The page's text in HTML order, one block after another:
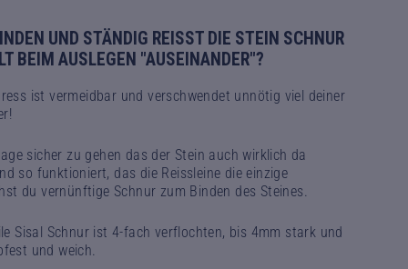
UND STÄNDIG REISST DIE STEIN SCHNUR
BEIM AUSLEGEN "AUSEINANDER"?
ist vermeidbar und verschwendet unnötig viel deiner
sicher zu gehen das der Stein auch wirklich da
so funktioniert, das die Reissleine die einzige
du vernünftige Schnur zum Binden des Steines.
Sisal Schnur ist 4-fach verflochten, bis 4mm stark und
und weich.